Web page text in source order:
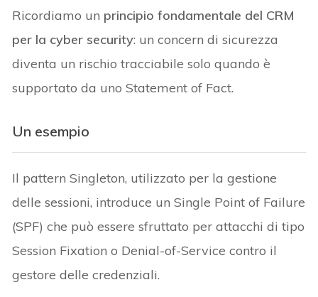
Ricordiamo un principio fondamentale del CRM
per la cyber security: un concern di sicurezza
diventa un rischio tracciabile solo quando è
supportato da uno Statement of Fact.
Un esempio
Il pattern Singleton, utilizzato per la gestione
delle sessioni, introduce un Single Point of Failure
(SPF) che può essere sfruttato per attacchi di tipo
Session Fixation o Denial-of-Service contro il
gestore delle credenziali.